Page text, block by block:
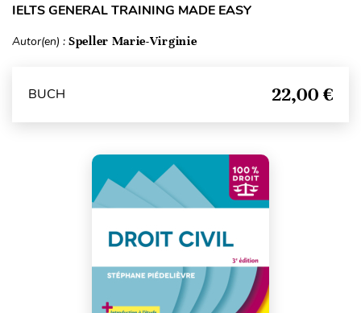
IELTS GENERAL TRAINING MADE EASY
Autor(en) : Speller Marie-Virginie
BUCH 22,00 €